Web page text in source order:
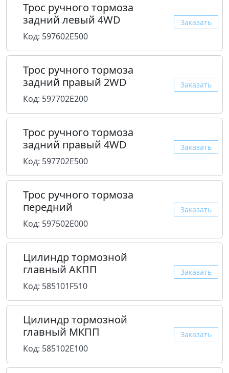
Трос ручного тормоза
задний левый 4WD
Код: 597602E500
Заказать
Трос ручного тормоза
задний правый 2WD
Код: 597702E200
Заказать
Трос ручного тормоза
задний правый 4WD
Код: 597702E500
Заказать
Трос ручного тормоза
передний
Код: 597502E000
Заказать
Цилиндр тормозной
главный АКПП
Код: 585101F510
Заказать
Цилиндр тормозной
главный МКПП
Код: 585102E100
Заказать